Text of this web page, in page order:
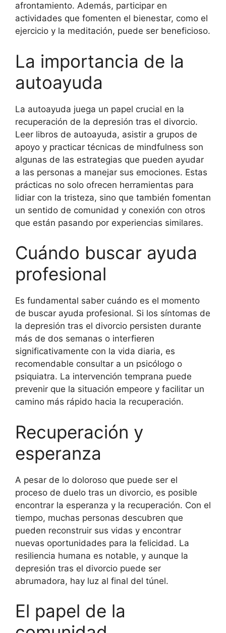
afrontamiento. Además, participar en
actividades que fomenten el bienestar, como el
ejercicio y la meditación, puede ser beneficioso.
La importancia de la
autoayuda
La autoayuda juega un papel crucial en la
recuperación de la depresión tras el divorcio.
Leer libros de autoayuda, asistir a grupos de
apoyo y practicar técnicas de mindfulness son
algunas de las estrategias que pueden ayudar
a las personas a manejar sus emociones. Estas
prácticas no solo ofrecen herramientas para
lidiar con la tristeza, sino que también fomentan
un sentido de comunidad y conexión con otros
que están pasando por experiencias similares.
Cuándo buscar ayuda
profesional
Es fundamental saber cuándo es el momento
de buscar ayuda profesional. Si los síntomas de
la depresión tras el divorcio persisten durante
más de dos semanas o interfieren
significativamente con la vida diaria, es
recomendable consultar a un psicólogo o
psiquiatra. La intervención temprana puede
prevenir que la situación empeore y facilitar un
camino más rápido hacia la recuperación.
Recuperación y
esperanza
A pesar de lo doloroso que puede ser el
proceso de duelo tras un divorcio, es posible
encontrar la esperanza y la recuperación. Con el
tiempo, muchas personas descubren que
pueden reconstruir sus vidas y encontrar
nuevas oportunidades para la felicidad. La
resiliencia humana es notable, y aunque la
depresión tras el divorcio puede ser
abrumadora, hay luz al final del túnel.
El papel de la